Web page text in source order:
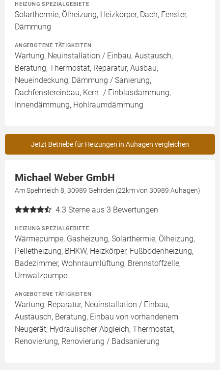
HEIZUNG SPEZIALGEBIETE
Solarthermie, Ölheizung, Heizkörper, Dach, Fenster,
Dämmung
ANGEBOTENE TÄTIGKEITEN
Wartung, Neuinstallation / Einbau, Austausch,
Beratung, Thermostat, Reparatur, Ausbau,
Neueindeckung, Dämmung / Sanierung,
Dachfenstereinbau, Kern- / Einblasdämmung,
Innendämmung, Hohlraumdämmung
Jetzt Betriebe für Heizungen in Auhagen vergleichen
Michael Weber GmbH
Am Spehrteich 8, 30989 Gehrden (22km von 30989 Auhagen)
4.3 Sterne aus 3 Bewertungen
HEIZUNG SPEZIALGEBIETE
Wärmepumpe, Gasheizung, Solarthermie, Ölheizung,
Pelletheizung, BHKW, Heizkörper, Fußbodenheizung,
Badezimmer, Wohnraumlüftung, Brennstoffzelle,
Umwälzpumpe
ANGEBOTENE TÄTIGKEITEN
Wartung, Reparatur, Neuinstallation / Einbau,
Austausch, Beratung, Einbau von vorhandenem
Neugerät, Hydraulischer Abgleich, Thermostat,
Renovierung, Renovierung / Badsanierung